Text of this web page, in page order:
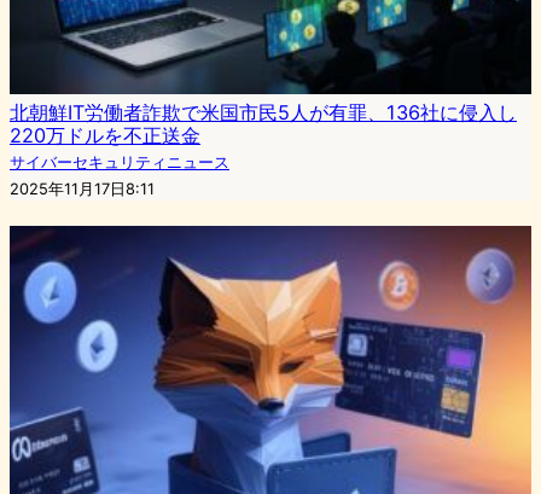
北朝鮮IT労働者詐欺で米国市民5人が有罪、136社に侵入し
220万ドルを不正送金
サイバーセキュリティニュース
2025年11月17日8:11